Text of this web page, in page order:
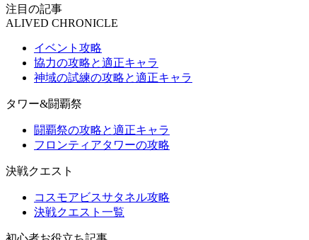
注目の記事
ALIVED CHRONICLE
イベント攻略
協力の攻略と適正キャラ
神域の試練の攻略と適正キャラ
タワー&闘覇祭
闘覇祭の攻略と適正キャラ
フロンティアタワーの攻略
決戦クエスト
コスモアビスサタネル攻略
決戦クエスト一覧